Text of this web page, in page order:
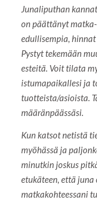
Junaliputhan
on päättänyt
edullisempia,
Pystyt tekemään
esteitä. Voit tilata
istumapaikallesi ja
tuotteista/asioista.
määränpäässäsi.
Kun katsot netistä
myöhässä ja
minutkin joskus
etukäteen, että
matkakohteessani